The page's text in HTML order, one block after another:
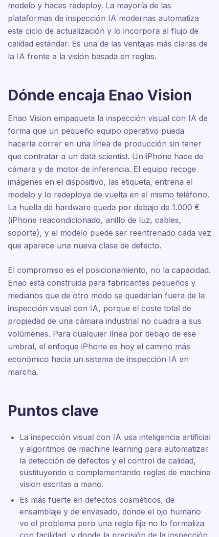
modelo y haces redeploy. La mayoría de las
plataformas de inspección IA modernas automatiza
este ciclo de actualización y lo incorpora al flujo de
calidad estándar. Es una de las ventajas más claras de
la IA frente a la visión basada en reglas.
Dónde encaja Enao Vision
Enao Vision empaqueta la inspección visual con IA de
forma que un pequeño equipo operativo pueda
hacerla correr en una línea de producción sin tener
que contratar a un data scientist. Un iPhone hace de
cámara y de motor de inferencia. El equipo recoge
imágenes en el dispositivo, las etiqueta, entrena el
modelo y lo redeploya de vuelta en el mismo teléfono.
La huella de hardware queda por debajo de 1.000 €
(iPhone reacondicionado, anillo de luz, cables,
soporte), y el modelo puede ser reentrenado cada vez
que aparece una nueva clase de defecto.
El compromiso es el posicionamiento, no la capacidad.
Enao está construida para fabricantes pequeños y
medianos que de otro modo se quedarían fuera de la
inspección visual con IA, porque el coste total de
propiedad de una cámara industrial no cuadra a sus
volúmenes. Para cualquier línea por debajo de ese
umbral, el enfoque iPhone es hoy el camino más
económico hacia un sistema de inspección IA en
marcha.
Puntos clave
La inspección visual con IA usa inteligencia artificial
y algoritmos de machine learning para automatizar
la detección de defectos y el control de calidad,
sustituyendo o complementando reglas de machine
vision escritas a mano.
Es más fuerte en defectos cosméticos, de
ensamblaje y de envasado, donde el ojo humano
ve el problema pero una regla fija no lo formaliza
con facilidad, y donde la precisión de la inspección